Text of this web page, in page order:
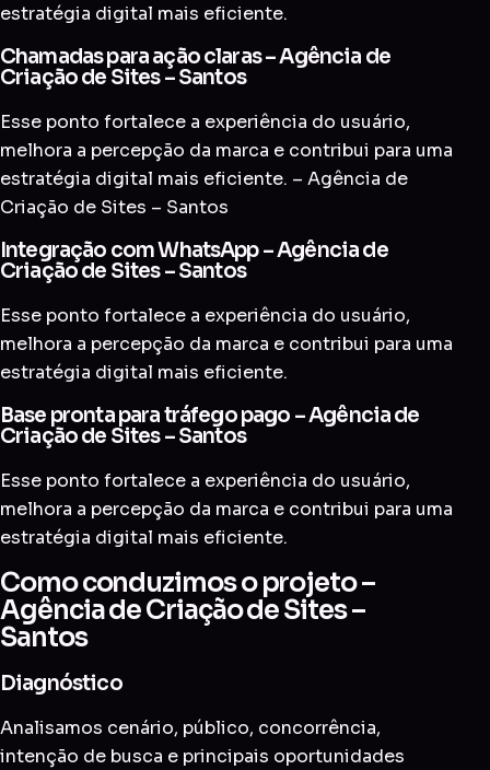
estratégia digital mais eficiente.
Chamadas para ação claras – Agência de
Criação de Sites – Santos
Esse ponto fortalece a experiência do usuário,
melhora a percepção da marca e contribui para uma
estratégia digital mais eficiente. – Agência de
Criação de Sites – Santos
Integração com WhatsApp – Agência de
Criação de Sites – Santos
Esse ponto fortalece a experiência do usuário,
melhora a percepção da marca e contribui para uma
estratégia digital mais eficiente.
Base pronta para tráfego pago – Agência de
Criação de Sites – Santos
Esse ponto fortalece a experiência do usuário,
melhora a percepção da marca e contribui para uma
estratégia digital mais eficiente.
Como conduzimos o projeto –
Agência de Criação de Sites –
Santos
Diagnóstico
Analisamos cenário, público, concorrência,
intenção de busca e principais oportunidades